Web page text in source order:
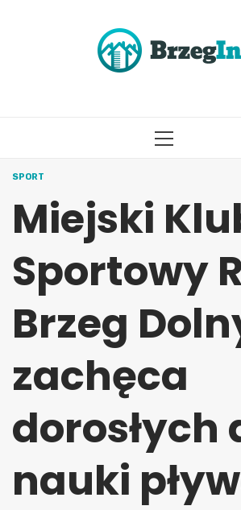
PRIMARY
SPORT
Miejski
Sportowy
Brzeg
zachęca
dorosłych
nauki